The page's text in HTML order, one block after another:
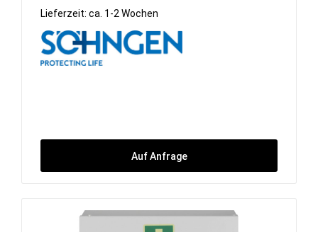
Lieferzeit: ca. 1-2 Wochen
Auf Anfrage